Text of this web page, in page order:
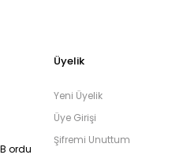
ordu
Üyelik
Yeni Üyelik
Üye Girişi
Şifremi Unuttum